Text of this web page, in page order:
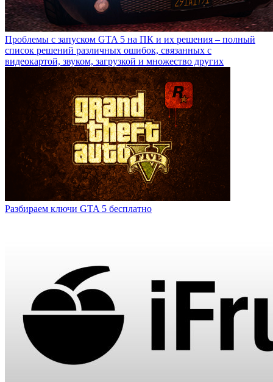
Проблемы с запуском GTA 5 на ПК и их решения – полный
список решений различных ошибок, связанных с
видеокартой, звуком, загрузкой и множество других
Разбираем ключи GTA 5 бесплатно